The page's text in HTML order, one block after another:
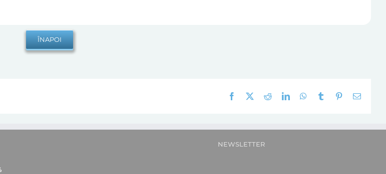
Facebook RedditLinkedInWhatsApp
Tumblr Pinterest
E-
NEWSLETTER